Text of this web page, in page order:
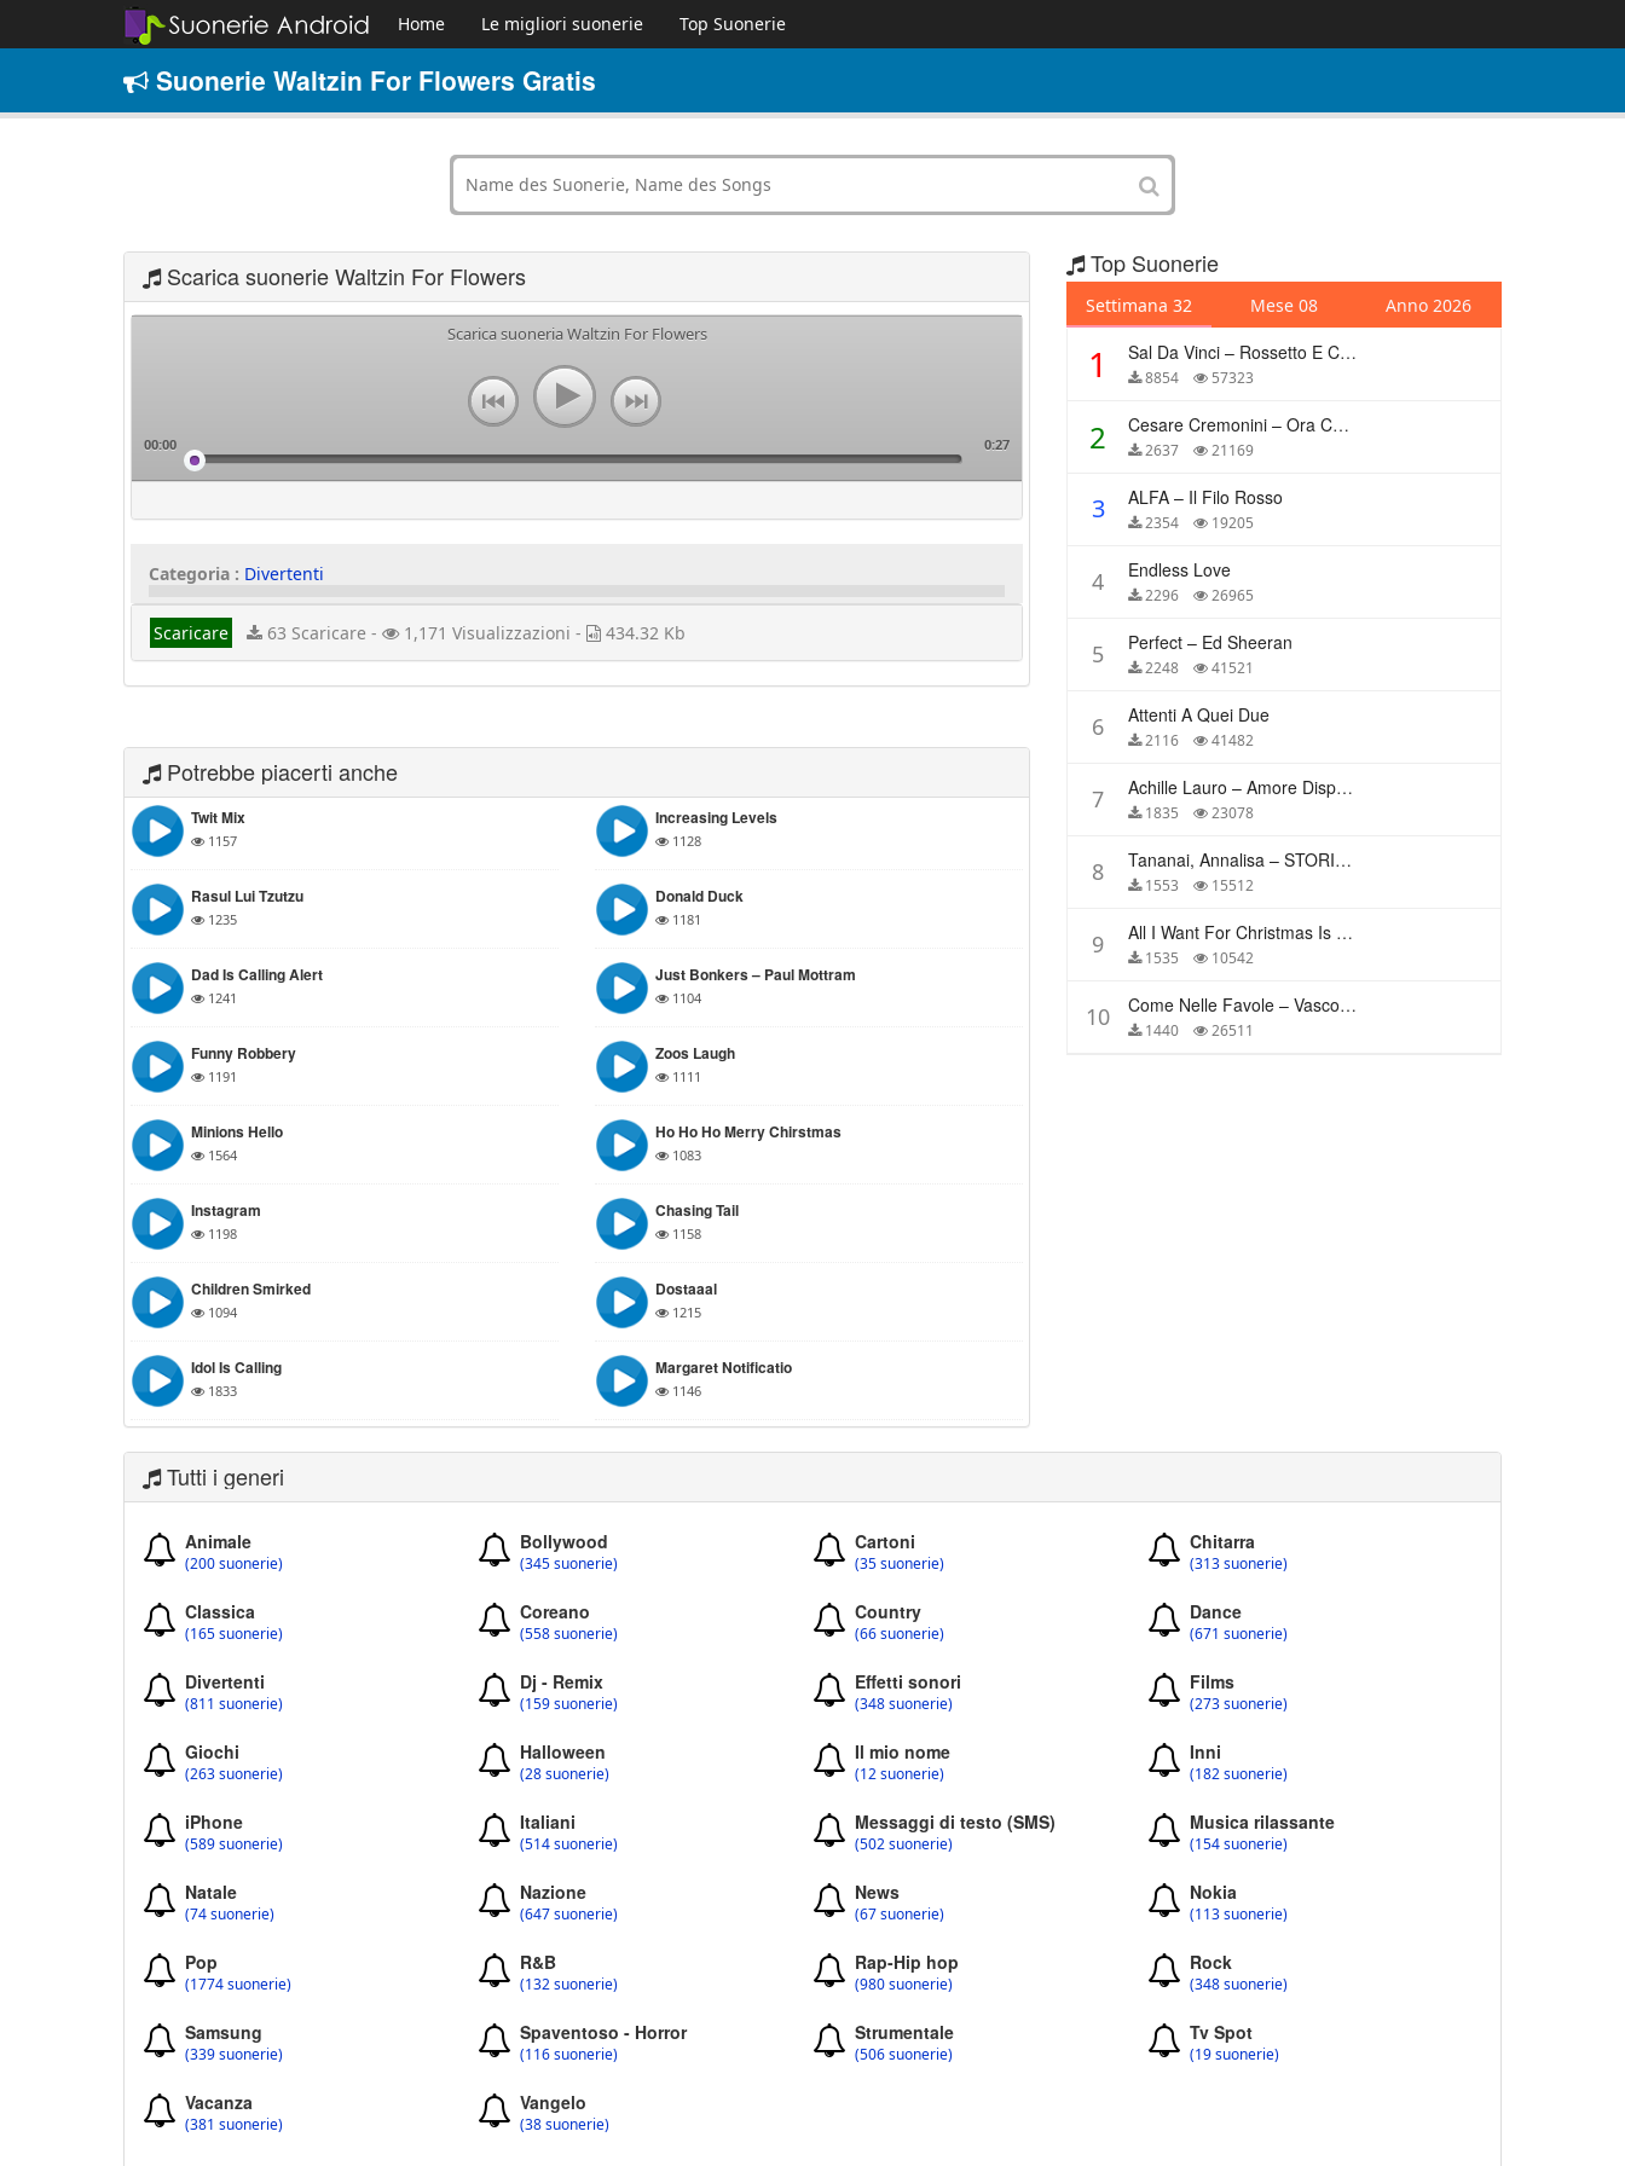
Home Le migliori suonerie Top Suonerie
Suonerie Waltzin For Flowers Gratis
Scarica suonerie Waltzin For Flowers
Scarica suoneria Waltzin For Flowers
00:00 0:27
Categoria : Divertenti
Scaricare 63 Scaricare - 1,171 Visualizzazioni - 434.32 Kb
Potrebbe piacerti anche
Twit Mix
1157
Increasing Levels
1128
Rasul Lui Tzutzu
1235
Donald Duck
1181
Dad Is Calling Alert
1241
Just Bonkers – Paul Mottram
1104
Funny Robbery
1191
Zoos Laugh
1111
Minions Hello
1564
Ho Ho Ho Merry Chirstmas
1083
Instagram
1198
Chasing Tail
1158
Children Smirked
1094
Dostaaal
1215
Idol Is Calling
1833
Margaret Notificatio
1146
Top Suonerie
Settimana 32 Mese 08 Anno 2026
1 Sal Da Vinci – Rossetto E Caffè
8854 57323
2 Cesare Cremonini – Ora Che Non Ho Più Te
2637 21169
3 ALFA – Il Filo Rosso
2354 19205
4 Endless Love
2296 26965
5 Perfect – Ed Sheeran
2248 41521
6 Attenti A Quei Due
2116 41482
7 Achille Lauro – Amore Disperato
1835 23078
8 Tananai, Annalisa – STORIE BREVI
1553 15512
9 All I Want For Christmas Is You – Mariah Carey
1535 10542
10 Come Nelle Favole – Vasco Rossi
1440 26511
Tutti i generi
Animale
(200 suonerie)
Bollywood
(345 suonerie)
Cartoni
(35 suonerie)
Chitarra
(313 suonerie)
Classica
(165 suonerie)
Coreano
(558 suonerie)
Country
(66 suonerie)
Dance
(671 suonerie)
Divertenti
(811 suonerie)
Dj - Remix
(159 suonerie)
Effetti sonori
(348 suonerie)
Films
(273 suonerie)
Giochi
(263 suonerie)
Halloween
(28 suonerie)
Il mio nome
(12 suonerie)
Inni
(182 suonerie)
iPhone
(589 suonerie)
Italiani
(514 suonerie)
Messaggi di testo (SMS)
(502 suonerie)
Musica rilassante
(154 suonerie)
Natale
(74 suonerie)
Nazione
(647 suonerie)
News
(67 suonerie)
Nokia
(113 suonerie)
Pop
(1774 suonerie)
R&B
(132 suonerie)
Rap-Hip hop
(980 suonerie)
Rock
(348 suonerie)
Samsung
(339 suonerie)
Spaventoso - Horror
(116 suonerie)
Strumentale
(506 suonerie)
Tv Spot
(19 suonerie)
Vacanza
(381 suonerie)
Vangelo
(38 suonerie)